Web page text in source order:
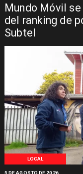
Mundo Móvil
del ranking de
Subtel
LOCAL
5 DE AGOSTO DE 2026